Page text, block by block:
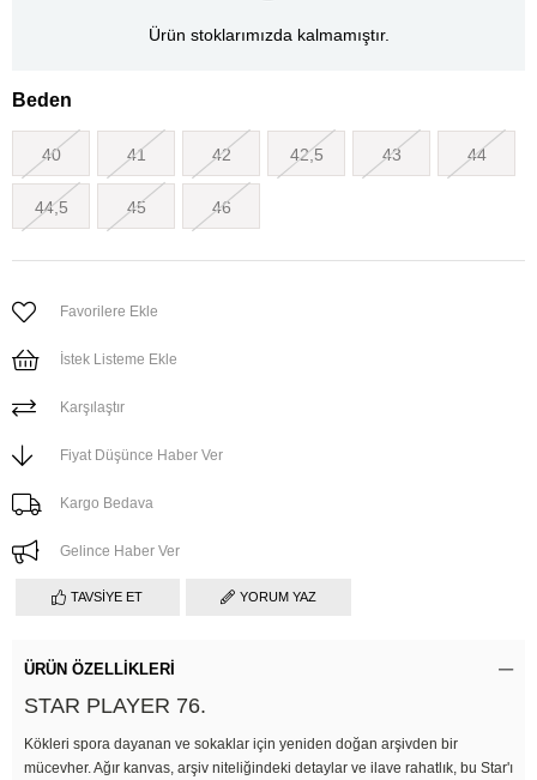
Ürün stoklarımızda kalmamıştır.
Beden
40 41 42 42,5 43 44
44,5 45 46
Favorilere Ekle
İstek Listeme Ekle
Karşılaştır
Fiyat Düşünce Haber Ver
Kargo Bedava
Gelince Haber Ver
TAVSIYE ET YORUM YAZ
ÜRÜN ÖZELLIKLERI
STAR PLAYER 76.
Kökleri spora dayanan ve sokaklar için yeniden doğan arşivden bir
mücevher. Ağır kanvas, arşiv niteliğindeki detaylar ve ilave rahatlık, bu Star'ı